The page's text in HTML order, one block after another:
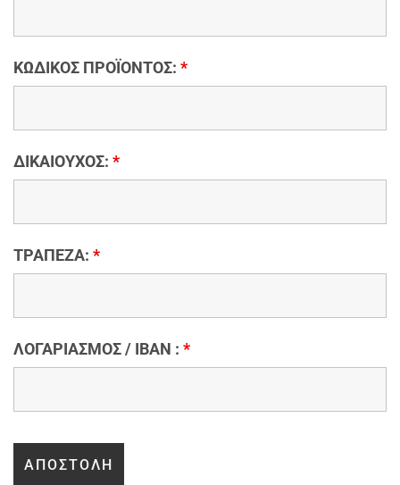
ΚΩΔΙΚΟΣ ΠΡΟΪΟΝΤΟΣ: *
ΔΙΚΑΙΟΥΧΟΣ: *
ΤΡΑΠΕΖΑ: *
ΛΟΓΑΡΙΑΣΜΟΣ / IBAN : *